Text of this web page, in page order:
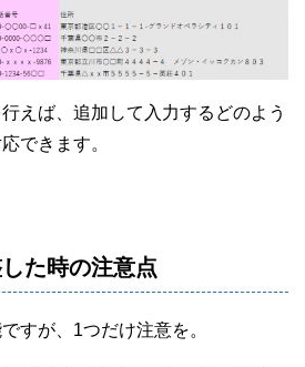
えば、追加して入力するどのよう
できます。
た時の注意点
すが、1つだけ注意を。